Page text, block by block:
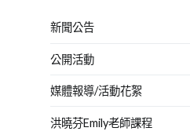
新聞公告
公開活動
媒體報導/活動花絮
洪曉芬Emily老師課程